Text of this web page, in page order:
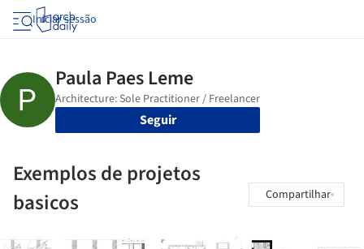
Iniciar sessão
Seguir
Exemplos de projetos
basicos
Compartilhar